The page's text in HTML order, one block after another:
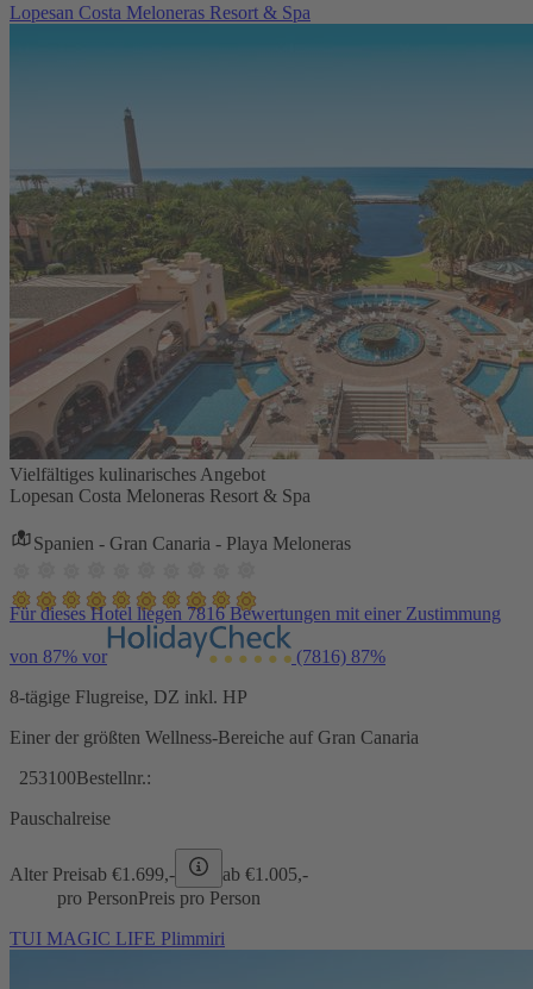
Lopesan Costa Meloneras Resort & Spa
Vielfältiges kulinarisches Angebot
Lopesan Costa Meloneras Resort & Spa
Spanien - Gran Canaria - Playa Meloneras
Für dieses Hotel liegen 7816 Bewertungen mit einer Zustimmung
von 87% vor (7816) 87%
8-tägige Flugreise, DZ inkl. HP
Einer der größten Wellness-Bereiche auf Gran Canaria
253100Bestellnr.:
Pauschalreise
Alter Preisab €1.699,- ab €1.005,-
pro PersonPreis pro Person
TUI MAGIC LIFE Plimmiri